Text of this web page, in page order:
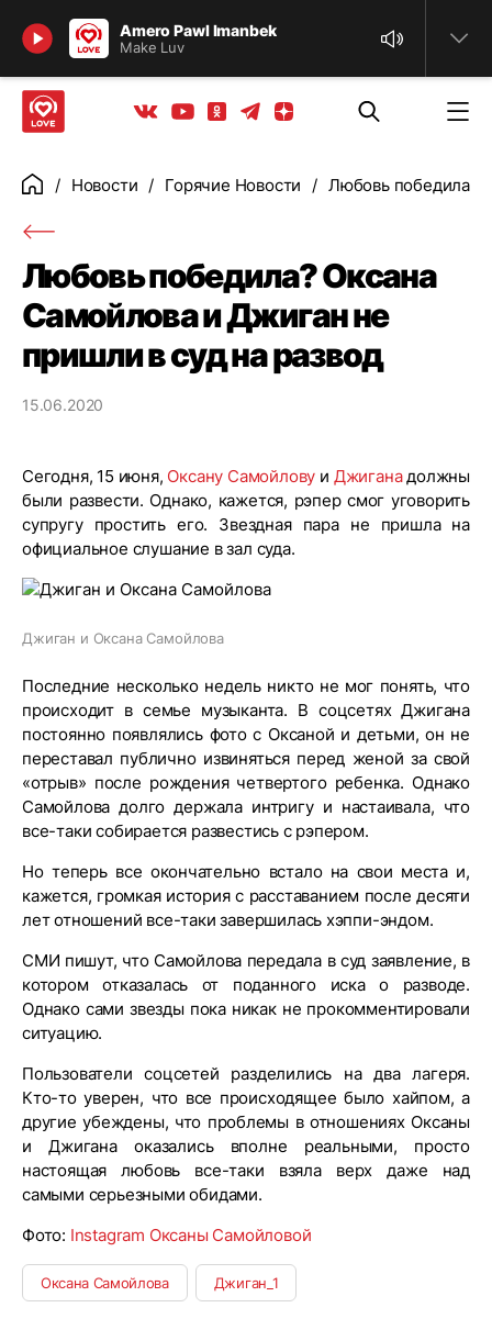
Amero Pawl Imanbek
Make Luv
Найти
Вконтакте
YoutubeОдноклассники
ТелеграмЯндекс дзен
ГлавнаяНовости Горячие Новости Любовь победила?
Любовь победила? Оксана
Самойлова и Джиган не
пришли в суд на развод
15.06.2020
Сегодня, 15 июня, Оксану Самойлову и Джиганадолжны
были развести. Однако, кажется, рэпер смог уговорить
супругу простить его. Звездная пара не пришла на
официальное слушание в зал суда.
Джиган и Оксана Самойлова
Последние несколько недель никто не мог понять, что
происходит в семье музыканта. В соцсетях Джигана
постоянно появлялись фото с Оксаной и детьми, он не
переставал публично извиняться перед женой за свой
«отрыв» после рождения четвертого ребенка. Однако
Самойлова долго держала интригу и настаивала, что
все-таки собирается развестись с рэпером.
Но теперь все окончательно встало на свои места и,
кажется, громкая история с расставанием после десяти
лет отношений все-таки завершилась хэппи-эндом.
СМИ пишут, что Самойлова передала в суд заявление, в
котором отказалась от поданного иска о разводе.
Однако сами звезды пока никак не прокомментировали
ситуацию.
Пользователи соцсетей разделились на два лагеря.
Кто-то уверен, что все происходящее было хайпом, а
другие убеждены, что проблемы в отношениях Оксаны
и Джигана оказались вполне реальными, просто
настоящая любовь все-таки взяла верх даже над
самыми серьезными обидами.
Фото: Instagram Оксаны Самойловой
Оксана Самойлова Джиган_1